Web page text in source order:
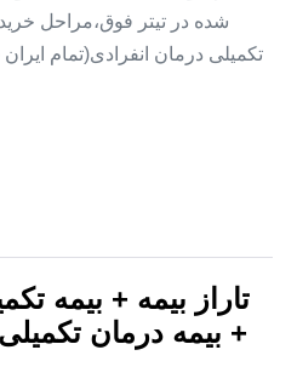
شده در تیتر فوق،مراحل خرید
تکمیلی درمان انفرادی(تمام
تاراز بیمه + بیمه
+ بیمه درمان